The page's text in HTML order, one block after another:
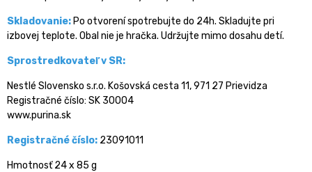
Skladovanie: Po otvorení spotrebujte do 24h. Skladujte pri
izbovej teplote. Obal nie je hračka. Udržujte mimo dosahu detí.
Sprostredkovateľ v SR:
Nestlé Slovensko s.r.o. Košovská cesta 11, 971 27 Prievidza
Registračné číslo: SK 30004
www.purina.sk
Registračné číslo: 23091011
Hmotnosť 24 x 85 g